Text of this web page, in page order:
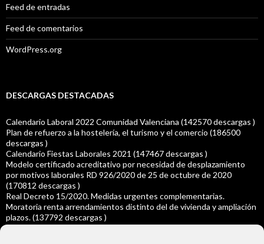
Feed de entradas
Feed de comentarios
WordPress.org
DESCARGAS DESTACADAS
Calendario Laboral 2022 Comunidad Valenciana (142570 descargas )
Plan de refuerzo a la hostelería, el turismo y el comercio (186500
descargas )
Calendario Fiestas Laborales 2021 (147467 descargas )
Modelo certificado acreditativo por necesidad de desplazamiento
por motivos laborales RD 926/2020 de 25 de octubre de 2020
(170812 descargas )
Real Decreto 15/2020. Medidas urgentes complementarias.
Moratoria renta arrendamientos distinto del de vivienda y ampliación
plazos. (137792 descargas )
Real Decreto-ley 14/2020 Ampliación del plazo para la presentación